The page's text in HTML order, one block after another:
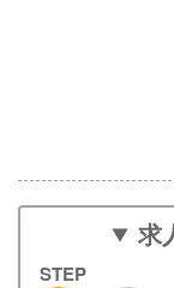
求
STEP